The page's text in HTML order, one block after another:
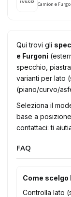
Camion e
Qui trovi gli
e Furgoni
specchio,
varianti per lato
(piano/curvo/
Seleziona il
base a
contattaci: ti
FAQ
Come scelgo
Controlla lato